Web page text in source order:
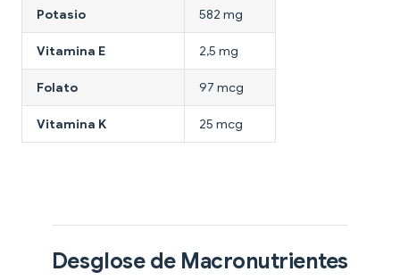
Potasio 582 mg
Vitamina E 2,5 mg
Folato 97 mcg
Vitamina K 25 mcg
Desglose de Macronutrientes